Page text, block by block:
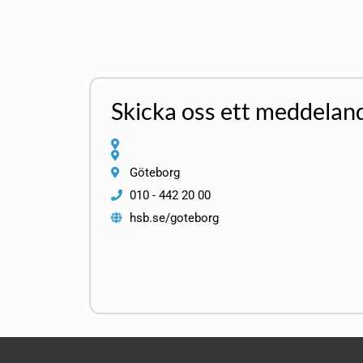
Skicka oss ett
Göteborg
010 - 442 20 00
hsb.se/goteborg